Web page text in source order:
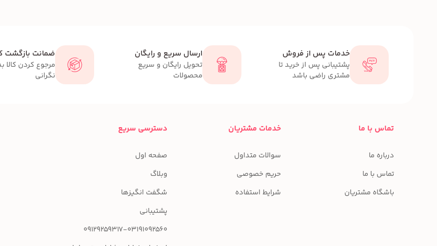
خدمات پس از فروش
پشتیبانی پس از خرید تا
مشتری راضی باشد
ارسال سریع و رایگان
تحویل رایگان و سریع
محصولات
ضمانت بازگشت
مرجوع کردن کالا
نگرانی
تماس با ما
درباره ما
تماس با ما
باشگاه مشتریان
خدمات مشتریان
سوالات متداول
حریم خصوصی
شرایط استفاده
دسترسی سریع
صفحه اول
وبلاگ
شگفت انگیزها
پشتیبانی
09129259317-03191092560